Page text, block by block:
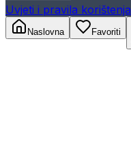
Uvjeti i pravila korištenja
Naslovna
Favoriti